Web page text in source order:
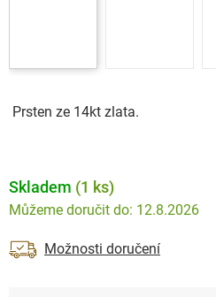
Prsten ze 14kt zlata.
Skladem (1 ks)
12.8.2026
Možnosti doručení